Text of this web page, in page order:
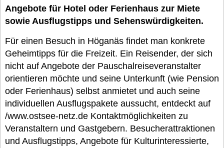
Angebote für Hotel oder Ferienhaus zur Miete
sowie Ausflugstipps und Sehenswürdigkeiten.
Für einen Besuch in Höganäs findet man konkrete
Geheimtipps für die Freizeit. Ein Reisender, der sich
nicht auf Angebote der Pauschalreiseveranstalter
orientieren möchte und seine Unterkunft (wie Pension
oder Ferienhaus) selbst anmietet und auch seine
individuellen Ausflugspakete aussucht, entdeckt auf
/www.ostsee-netz.de Kontaktmöglichkeiten zu
Veranstaltern und Gastgebern. Besucherattraktionen
und Ausflugstipps, Angebote für Kulturinteressierte,